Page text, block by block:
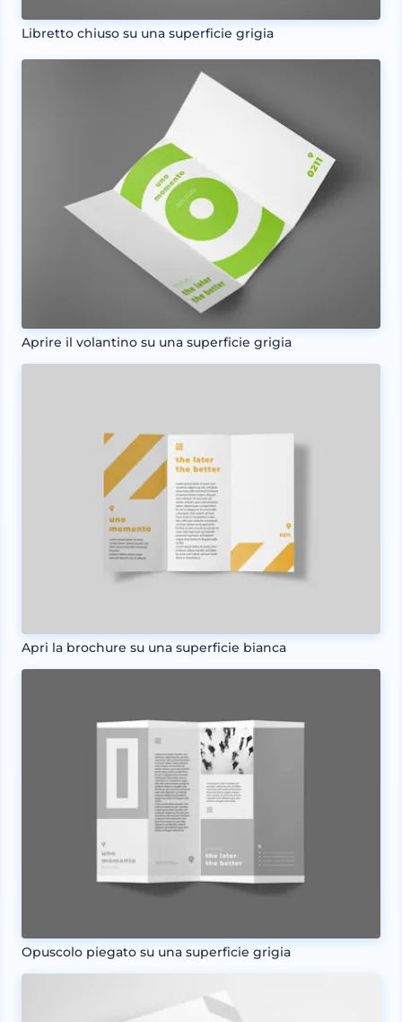
Libretto chiuso su una superficie grigia
Aprire il volantino su una superficie grigia
Apri la brochure su una superficie bianca
Opuscolo piegato su una superficie grigia